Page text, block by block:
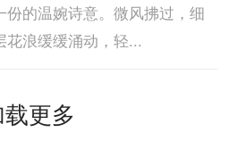
的温婉诗意。微风拂过，细
花浪缓缓涌动，轻...
更多